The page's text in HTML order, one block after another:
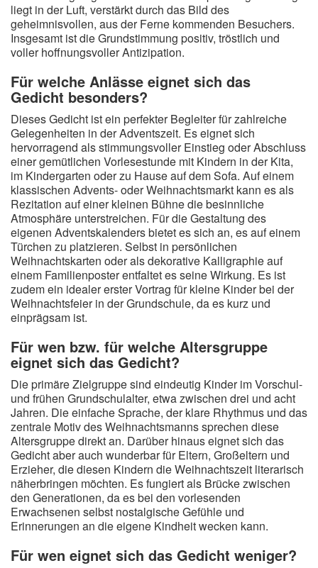
liegt in der Luft, verstärkt durch das Bild des
geheimnisvollen, aus der Ferne kommenden Besuchers.
Insgesamt ist die Grundstimmung positiv, tröstlich und
voller hoffnungsvoller Antizipation.
Für welche Anlässe eignet sich das
Gedicht besonders?
Dieses Gedicht ist ein perfekter Begleiter für zahlreiche
Gelegenheiten in der Adventszeit. Es eignet sich
hervorragend als stimmungsvoller Einstieg oder Abschluss
einer gemütlichen Vorlesestunde mit Kindern in der Kita,
im Kindergarten oder zu Hause auf dem Sofa. Auf einem
klassischen Advents- oder Weihnachtsmarkt kann es als
Rezitation auf einer kleinen Bühne die besinnliche
Atmosphäre unterstreichen. Für die Gestaltung des
eigenen Adventskalenders bietet es sich an, es auf einem
Türchen zu platzieren. Selbst in persönlichen
Weihnachtskarten oder als dekorative Kalligraphie auf
einem Familienposter entfaltet es seine Wirkung. Es ist
zudem ein idealer erster Vortrag für kleine Kinder bei der
Weihnachtsfeier in der Grundschule, da es kurz und
einprägsam ist.
Für wen bzw. für welche Altersgruppe
eignet sich das Gedicht?
Die primäre Zielgruppe sind eindeutig Kinder im Vorschul-
und frühen Grundschulalter, etwa zwischen drei und acht
Jahren. Die einfache Sprache, der klare Rhythmus und das
zentrale Motiv des Weihnachtsmanns sprechen diese
Altersgruppe direkt an. Darüber hinaus eignet sich das
Gedicht aber auch wunderbar für Eltern, Großeltern und
Erzieher, die diesen Kindern die Weihnachtszeit literarisch
näherbringen möchten. Es fungiert als Brücke zwischen
den Generationen, da es bei den vorlesenden
Erwachsenen selbst nostalgische Gefühle und
Erinnerungen an die eigene Kindheit wecken kann.
Für wen eignet sich das Gedicht weniger?